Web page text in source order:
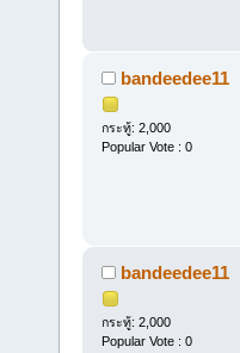
bandeedee11
กระทู้: 2,000
Popular Vote : 0
bandeedee11
กระทู้: 2,000
Popular Vote : 0